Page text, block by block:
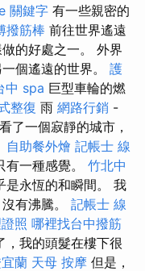
關鍵字 有一些親密的
撥筋棒 前往世界遙遠
的好處之一。 外界
個遙遠的世界。 護
中 spa 巨型車輪的燃
整復 雨 網路行銷 -
了一個寂靜的城市，
自助餐外燴 記帳士 線
一種感覺。 竹北中
是永恆的和瞬間。 我
有沸騰。 記帳士 線
照 哪裡找台中撥筋
，我的頭髮在樓下很
蘭 天母 按摩 但是，